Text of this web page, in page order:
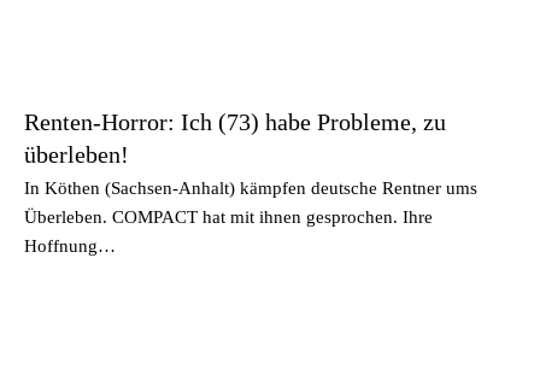
Renten-Horror: Ich (73) habe Probleme, zu
überleben!
In Köthen (Sachsen-Anhalt) kämpfen deutsche Rentner ums
Überleben. COMPACT hat mit ihnen gesprochen. Ihre
Hoffnung…